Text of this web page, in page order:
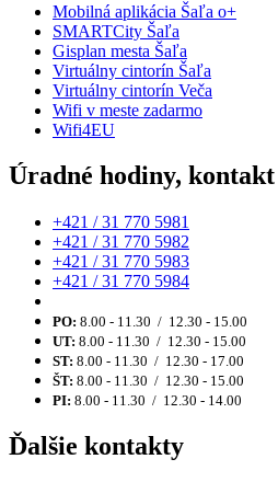
Mobilná aplikácia Šaľa o+
SMARTCity Šaľa
Gisplan mesta Šaľa
Virtuálny cintorín Šaľa
Virtuálny cintorín Veča
Wifi v meste zadarmo
Wifi4EU
Úradné hodiny, kontakt
+421 / 31 770 5981
+421 / 31 770 5982
+421 / 31 770 5983
+421 / 31 770 5984
PO: 8.00 - 11.30 / 12.30 - 15.00
UT: 8.00 - 11.30 / 12.30 - 15.00
ST: 8.00 - 11.30 / 12.30 - 17.00
ŠT: 8.00 - 11.30 / 12.30 - 15.00
PI: 8.00 - 11.30 / 12.30 - 14.00
Ďalšie kontakty